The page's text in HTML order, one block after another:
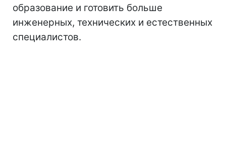
образование и готовить больше
инженерных, технических и естественных
специалистов.